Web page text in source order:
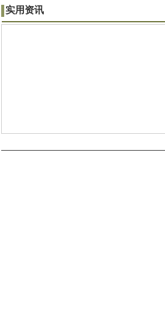
实用资讯